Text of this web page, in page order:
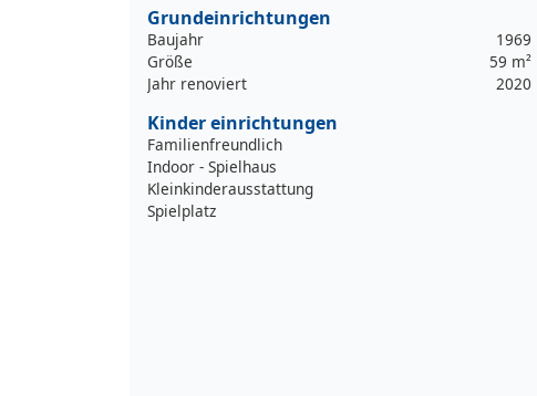
Grundeinrichtungen
Baujahr
1969
Größe
59 m²
Jahr renoviert
2020
Kinder einrichtungen
Familienfreundlich
Indoor - Spielhaus
Kleinkinderausstattung
Spielplatz